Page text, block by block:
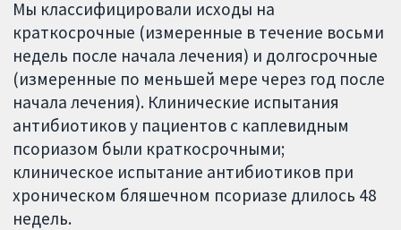
Мы классифицировали исходы на
краткосрочные (измеренные в течение восьми
недель после начала лечения) и долгосрочные
(измеренные по меньшей мере через год после
начала лечения). Клинические испытания
антибиотиков у пациентов с каплевидным
псориазом были краткосрочными;
клиническое испытание антибиотиков при
хроническом бляшечном псориазе длилось 48
недель.